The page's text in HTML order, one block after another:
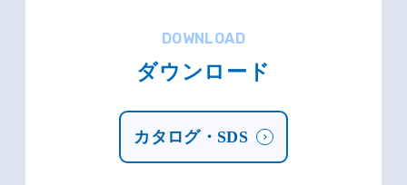
DOWNLOAD
ダウンロード
カタログ・SDS